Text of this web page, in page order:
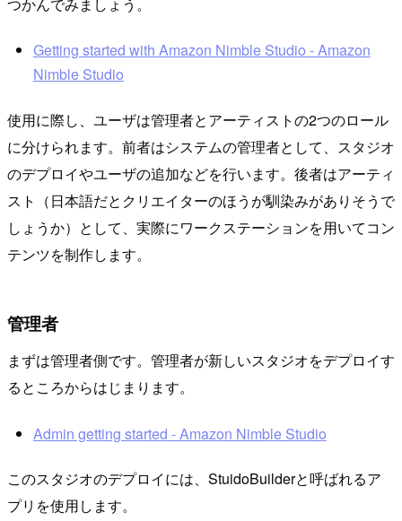
Getting started with Amazon Nimble Studio - Amazon
Nimble Studio
使用に際し、ユーザは管理者とアーティストの2つのロール
に分けられます。前者はシステムの管理者として、スタジオ
のデプロイやユーザの追加などを行います。後者はアーティ
スト（日本語だとクリエイターのほうが馴染みがありそうで
しょうか）として、実際にワークステーションを用いてコン
テンツを制作します。
管理者
まずは管理者側です。管理者が新しいスタジオをデプロイす
るところからはじまります。
Admin getting started - Amazon Nimble Studio
このスタジオのデプロイには、StuidoBuilderと呼ばれるア
プリを使用します。